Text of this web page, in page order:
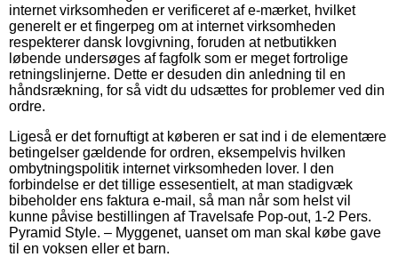
internet virksomheden er verificeret af e-mærket, hvilket
generelt er et fingerpeg om at internet virksomheden
respekterer dansk lovgivning, foruden at netbutikken
løbende undersøges af fagfolk som er meget fortrolige
retningslinjerne. Dette er desuden din anledning til en
håndsrækning, for så vidt du udsættes for problemer ved din
ordre.
Ligeså er det fornuftigt at køberen er sat ind i de elementære
betingelser gældende for ordren, eksempelvis hvilken
ombytningspolitik internet virksomheden lover. I den
forbindelse er det tillige essesentielt, at man stadigvæk
bibeholder ens faktura e-mail, så man når som helst vil
kunne påvise bestillingen af Travelsafe Pop-out, 1-2 Pers.
Pyramid Style. – Myggenet, uanset om man skal købe gave
til en voksen eller et barn.